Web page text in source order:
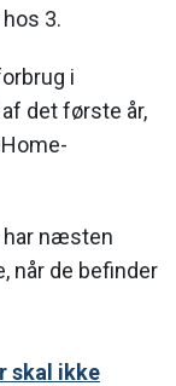
3.
i
det første år,
har næsten
når de befinder
skal ikke